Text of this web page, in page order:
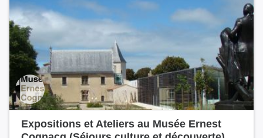
Expositions et Ateliers au Musée Ernest